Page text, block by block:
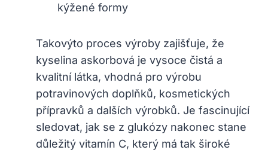
kýžené formy
Takovýto proces výroby zajišťuje, že
kyselina askorbová je vysoce čistá a
kvalitní látka, vhodná pro výrobu
potravinových doplňků, kosmetických
přípravků a dalších výrobků. Je fascinující
sledovat, jak se z glukózy nakonec stane
důležitý vitamín C, který má tak široké